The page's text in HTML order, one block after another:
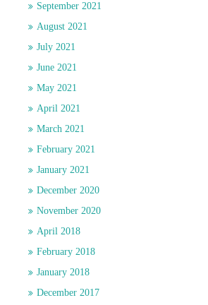
September 2021
August 2021
July 2021
June 2021
May 2021
April 2021
March 2021
February 2021
January 2021
December 2020
November 2020
April 2018
February 2018
January 2018
December 2017